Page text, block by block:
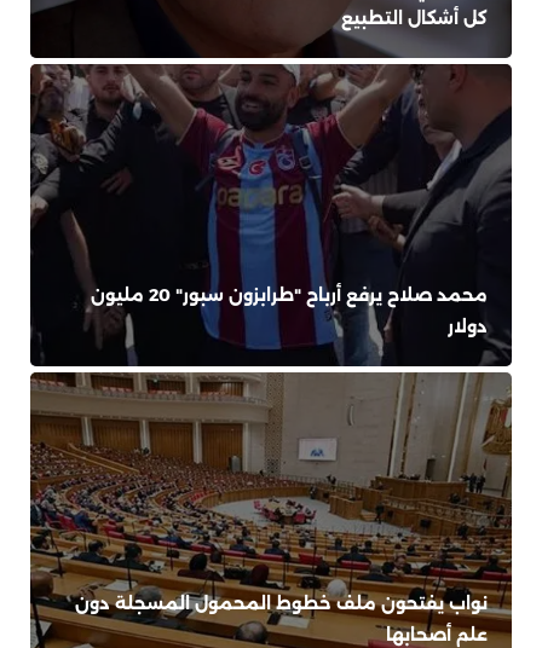
كل أشكال التطبيع
محمد صلاح يرفع أرباح "طرابزون سبور" 20 مليون
دولار
نواب يفتحون ملف خطوط المحمول المسجلة دون
علم أصحابها